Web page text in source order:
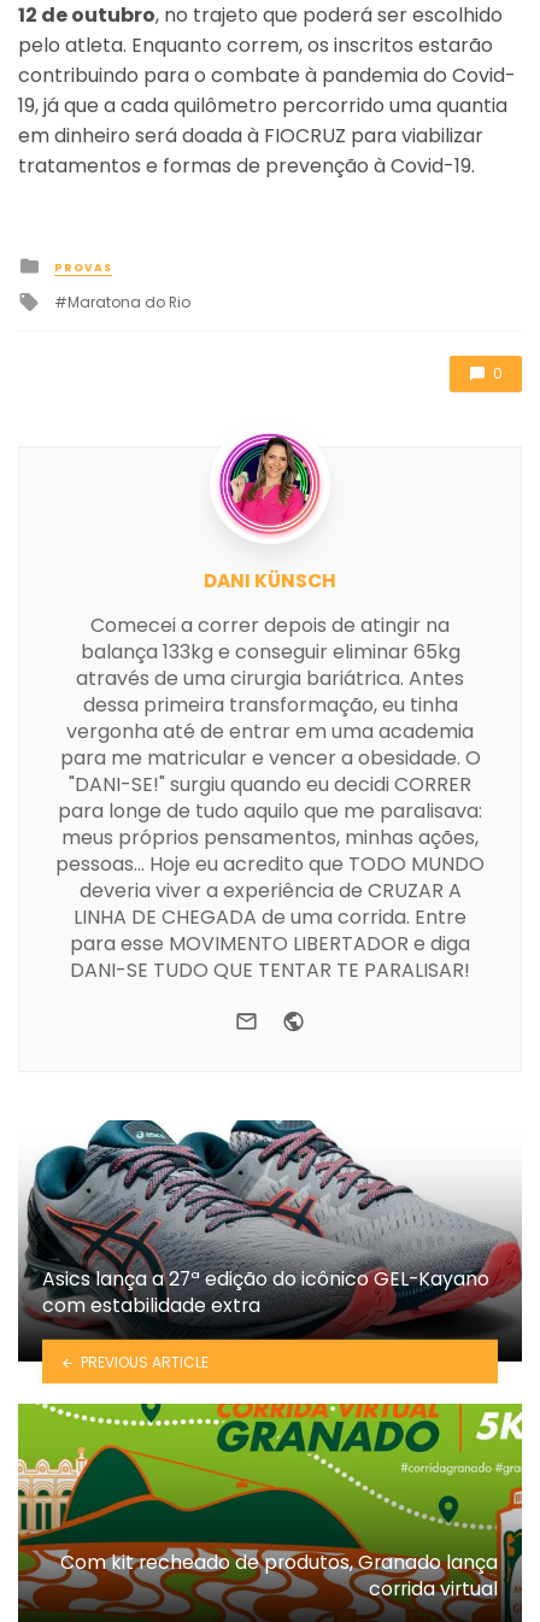
12 de outubro, no trajeto que poderá ser escolhido
pelo atleta. Enquanto correm, os inscritos estarão
contribuindo para o combate à pandemia do Covid-
19, já que a cada quilômetro percorrido uma quantia
em dinheiro será doada à FIOCRUZ para viabilizar
tratamentos e formas de prevenção à Covid-19.
Posted
in
PROVAS
Tagged
Maratona do Rio
0
DANI KÜNSCH
Comecei a correr depois de atingir na
balança 133kg e conseguir eliminar 65kg
através de uma cirurgia bariátrica. Antes
dessa primeira transformação, eu tinha
vergonha até de entrar em uma academia
para me matricular e vencer a obesidade. O
"DANI-SE!" surgiu quando eu decidi CORRER
para longe de tudo aquilo que me paralisava:
meus próprios pensamentos, minhas ações,
pessoas... Hoje eu acredito que TODO MUNDO
deveria viver a experiência de CRUZAR A
LINHA DE CHEGADA de uma corrida. Entre
para esse MOVIMENTO LIBERTADOR e diga
DANI-SE TUDO QUE TENTAR TE PARALISAR!
e-mail
Asics lança a 27ª edição do icônico GEL-Kayano
com estabilidade extra
PREVIOUS ARTICLE
Com kit recheado de produtos, Granado lança
corrida virtual